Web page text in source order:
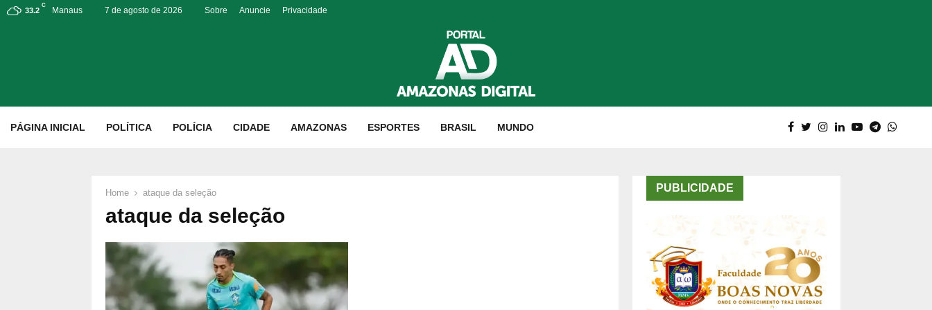
33.2
C
Manaus 7 de agosto de 2026 Sobre Anuncie Privacidade
PÁGINA INICIAL POLÍTICA POLÍCIA CIDADE AMAZONAS ESPORTES BRASIL MUNDO
Home ataque da seleção
ataque da seleção
PUBLICIDADE